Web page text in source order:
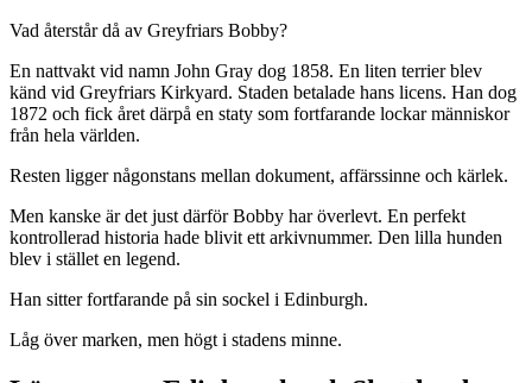
Vad återstår då av Greyfriars Bobby?
En nattvakt vid namn John Gray dog 1858. En liten terrier blev
känd vid Greyfriars Kirkyard. Staden betalade hans licens. Han dog
1872 och fick året därpå en staty som fortfarande lockar människor
från hela världen.
Resten ligger någonstans mellan dokument, affärssinne och kärlek.
Men kanske är det just därför Bobby har överlevt. En perfekt
kontrollerad historia hade blivit ett arkivnummer. Den lilla hunden
blev i stället en legend.
Han sitter fortfarande på sin sockel i Edinburgh.
Låg över marken, men högt i stadens minne.